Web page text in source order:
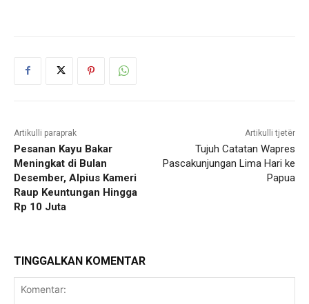
Artikulli paraprak
Pesanan Kayu Bakar
Meningkat di Bulan
Desember, Alpius Kameri
Raup Keuntungan Hingga
Rp 10 Juta
Artikulli tjetër
Tujuh Catatan Wapres
Pascakunjungan Lima Hari ke
Papua
TINGGALKAN KOMENTAR